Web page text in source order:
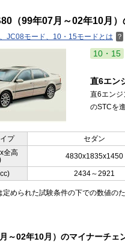
（99年07月～02年10月）
JC08モード、10・15モードとは ？
10・15
直6エン
直6エンジ
のSTCを
プ セダン
全高
4830x1835x1450
2434～2921
められた試験条件の下での数値の
月～02年10月）のマイナーチェ